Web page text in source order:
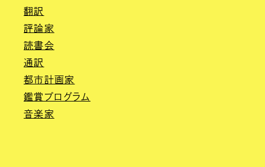
翻訳
評論家
読書会
通訳
都市計画家
鑑賞プログラム
音楽家